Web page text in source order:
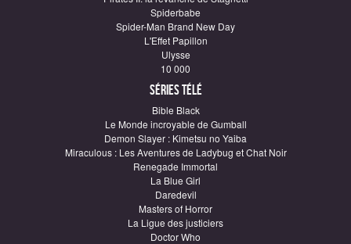
Spiderbabe
Spider-Man Brand New Day
L'Effet Papillon
Ulysse
10 000
Séries télé
Bible Black
Le Monde incroyable de Gumball
Demon Slayer : Kimetsu no Yaiba
Miraculous : Les Aventures de Ladybug et Chat Noir
Renegade Immortal
La Blue Girl
Daredevil
Masters of Horror
La Ligue des justiciers
Doctor Who